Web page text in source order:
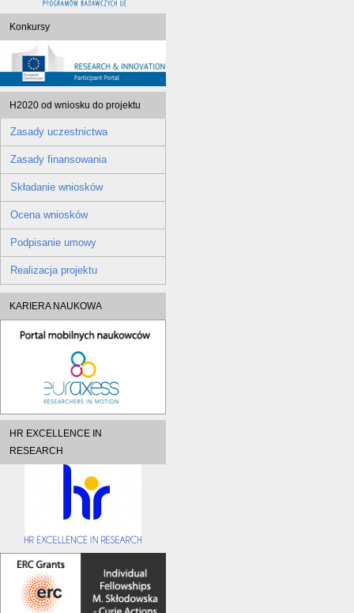
Konkursy
H2020 od wniosku do projektu
Zasady uczestnictwa
Zasady finansowania
Składanie wniosków
Ocena wniosków
Podpisanie umowy
Realizacja projektu
KARIERA NAUKOWA
HR EXCELLENCE IN
RESEARCH